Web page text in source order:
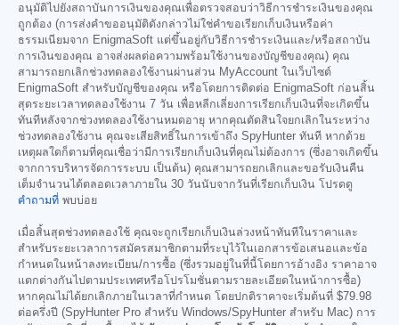
อนุมัติไปยังสถาบันการเงินของคุณเพื่อตรวจสอบว่าวิธีการชำระเงินของคุณ
ถูกต้อง (การส่งคำขออนุมัติดังกล่าวไม่ใช่คำขอเรียกเก็บเงินหรือค่า
ธรรมเนียมจาก EnigmaSoft แต่ขึ้นอยู่กับวิธีการชำระเงินและ/หรือสถาบัน
การเงินของคุณ อาจส่งผลต่อความพร้อมใช้งานของบัญชีของคุณ) คุณ
สามารถยกเลิกช่วงทดลองใช้งานผ่านส่วน MyAccount ในเว็บไซต์
EnigmaSoft สำหรับบัญชีของคุณ หรือโดยการติดต่อ EnigmaSoft ก่อนสิ้น
สุดระยะเวลาทดลองใช้งาน 7 วัน เพื่อหลีกเลี่ยงการเรียกเก็บเงินที่จะเกิดขึ้น
ทันทีหลังจากช่วงทดลองใช้งานหมดอายุ หากคุณตัดสินใจยกเลิกในระหว่าง
ช่วงทดลองใช้งาน คุณจะเสียสิทธิ์ในการเข้าถึง SpyHunter ทันที หากด้วย
เหตุผลใดก็ตามที่คุณเชื่อว่ามีการเรียกเก็บเงินที่คุณไม่ต้องการ (ซึ่งอาจเกิดขึ้น
จากการบริหารจัดการระบบ เป็นต้น) คุณสามารถยกเลิกและขอรับเงินคืน
เต็มจำนวนได้ตลอดเวลาภายใน 30 วันนับจากวันที่เรียกเก็บเงิน โปรดดู
คำถามที่ พบบ่อย
เมื่อสิ้นสุดช่วงทดลองใช้ คุณจะถูกเรียกเก็บเงินล่วงหน้าทันทีในราคาและ
สำหรับระยะเวลาการสมัครสมาชิกตามที่ระบุไว้ในเอกสารข้อเสนอและข้อ
กำหนดในหน้าลงทะเบียน/การซื้อ (ซึ่งรวมอยู่ในที่นี้โดยการอ้างอิง ราคาอาจ
แตกต่างกันไปตามประเทศหรือโปรโมชั่นตามรายละเอียดในหน้าการซื้อ)
หากคุณไม่ได้ยกเลิกภายในเวลาที่กำหนด โดยปกติราคาจะเริ่มต้นที่ $79.98
ต่อครึ่งปี (SpyHunter Pro สำหรับ Windows/SpyHunter สำหรับ Mac) การ